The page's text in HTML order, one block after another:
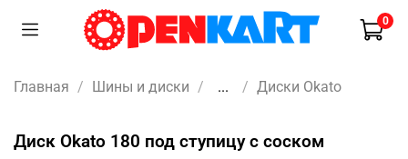
0
Главная Шины и диски ... Диски Okato
Диск Okato 180 под ступицу с соском